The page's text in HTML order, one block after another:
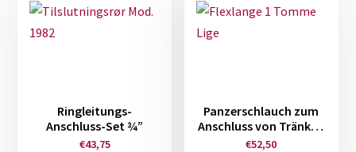
Ringleitungs-
Anschluss-Set ¾”
€43,75
Panzerschlauch zum
Anschluss von Tränken
1″, 100 cm
€52,50